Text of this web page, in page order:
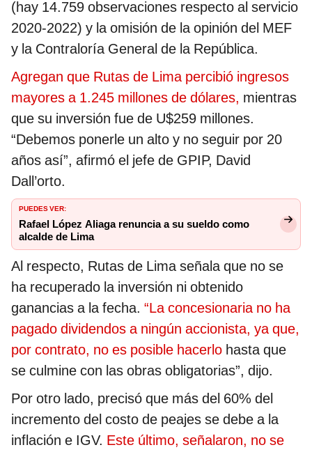
(hay 14.759 observaciones respecto al servicio
2020-2022) y la omisión de la opinión del MEF
y la Contraloría General de la República.
Agregan que Rutas de Lima percibió ingresos
mayores a 1.245 millones de dólares, mientras
que su inversión fue de U$259 millones.
“Debemos ponerle un alto y no seguir por 20
años así”, afirmó el jefe de GPIP, David
Dall’orto.
PUEDES VER:
Rafael López Aliaga renuncia a su sueldo como
alcalde de Lima
Al respecto, Rutas de Lima señala que no se
ha recuperado la inversión ni obtenido
ganancias a la fecha. “La concesionaria no ha
pagado dividendos a ningún accionista, ya que,
por contrato, no es posible hacerlo hasta que
se culmine con las obras obligatorias”, dijo.
Por otro lado, precisó que más del 60% del
incremento del costo de peajes se debe a la
inflación e IGV. Este último, señalaron, no se